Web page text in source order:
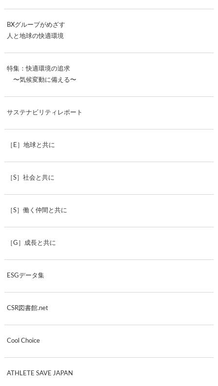
BXグループがめざす
人と地球の快適環境
特集：快適環境の追求
〜気候変動に備える〜
サステナビリティレポート
［E］地球と共に
［S］社会と共に
［S］働く仲間と共に
［G］成長と共に
ESGデータ集
CSR図書館.net
Cool Choice
ATHLETE SAVE JAPAN